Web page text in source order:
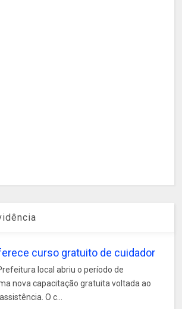
curso gratuito de cuidador
local abriu o período de
nova capacitação gratuita voltada ao
O c...